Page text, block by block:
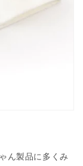
ん製品に多くみ